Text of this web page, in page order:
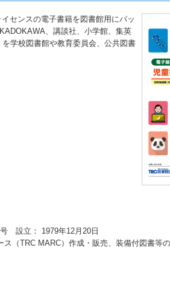
センスの電子書籍を図書館用にパッ
、講談社、小学館、集英
学校図書館や教育委員会、公共図書
設立： 1979年12月20日
（TRC MARC）作成・販売、装備付図書等